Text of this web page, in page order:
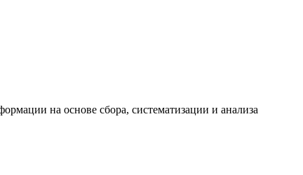
на основе сбора, систематизации и анализа